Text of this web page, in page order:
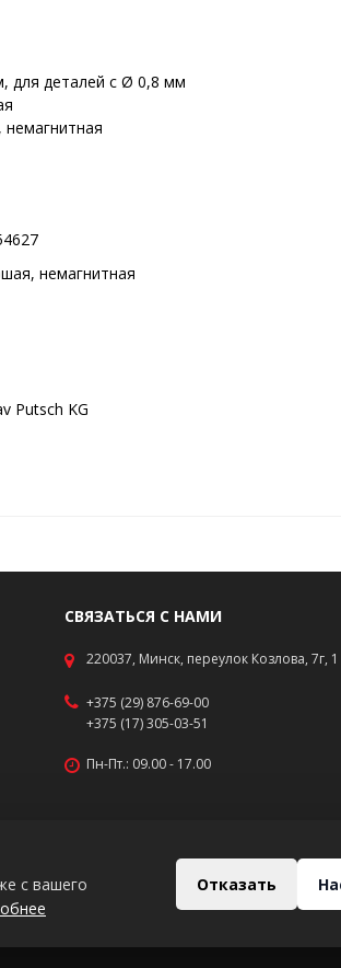
для деталей с Ø 0,8 мм
немагнитная
Putsch KG
СВЯЗАТЬСЯ С НАМИ
220037, Минск, переулок Козлова, 7г,
+375 (29) 876-69-00
+375 (17) 305-03-51
Пн-Пт.: 09.00 - 17.00
с вашего
Отказать